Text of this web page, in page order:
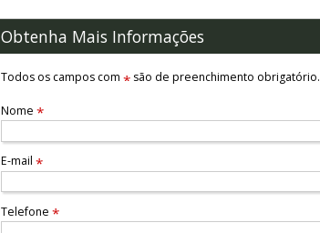
Obtenha Mais Informações
Todos os campos com *são de preenchimento obrigatório.
Nome *
E-mail *
Telefone *